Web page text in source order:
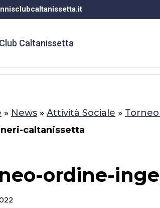
» News » Attività Sociale »
caltanissetta
ordine-